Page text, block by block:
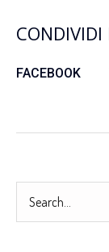
CONDIVIDI
FACEBOOK